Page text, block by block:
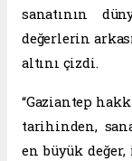
sanatının
değerlerin
altını çizdi.
“Gaziantep
tarihinden,
en büyük